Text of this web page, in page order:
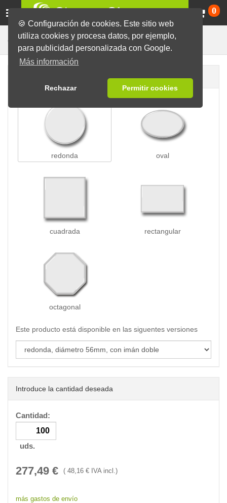
🍪 Configuración de cookies. Este sitio web
utiliza cookies y procesa datos, por ejemplo,
para publicidad personalizada con Google.
Más información
Rechazar Permitir cookies
0
Chapas Chapas con Imán Para Ropa
redonda oval
cuadrada rectangular
octagonal
Este producto está disponible en las siguentes versiones
Introduce la cantidad deseada
Cantidad:
uds.
277,49 € ( 48,16 € IVA incl.)
más gastos de envío